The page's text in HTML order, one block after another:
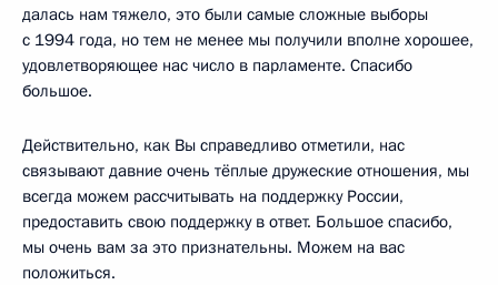
далась нам тяжело, это были самые сложные выборы
с 1994 года, но тем не менее мы получили вполне хорошее,
удовлетворяющее нас число в парламенте. Спасибо
большое.
Действительно, как Вы справедливо отметили, нас
связывают давние очень тёплые дружеские отношения, мы
всегда можем рассчитывать на поддержку России,
предоставить свою поддержку в ответ. Большое спасибо,
мы очень вам за это признательны. Можем на вас
положиться.